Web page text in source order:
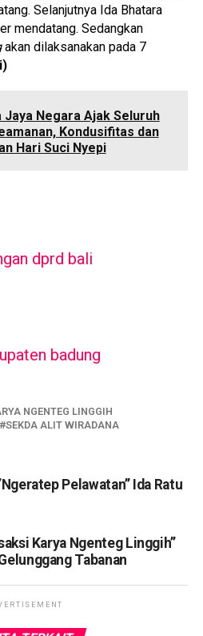
Selanjutnya Ida Bhatara
mendatang. Sedangkan
akan dilaksanakan pada 7
Jaya Negara Ajak Seluruh
Kondusifitas dan
Hari Suci Nyepi
NGENTEG LINGGIH
SEKDA ALIT WIRADANA
Pelawatan’’ Ida Ratu
Karya Ngenteg Linggih’’
Tabanan